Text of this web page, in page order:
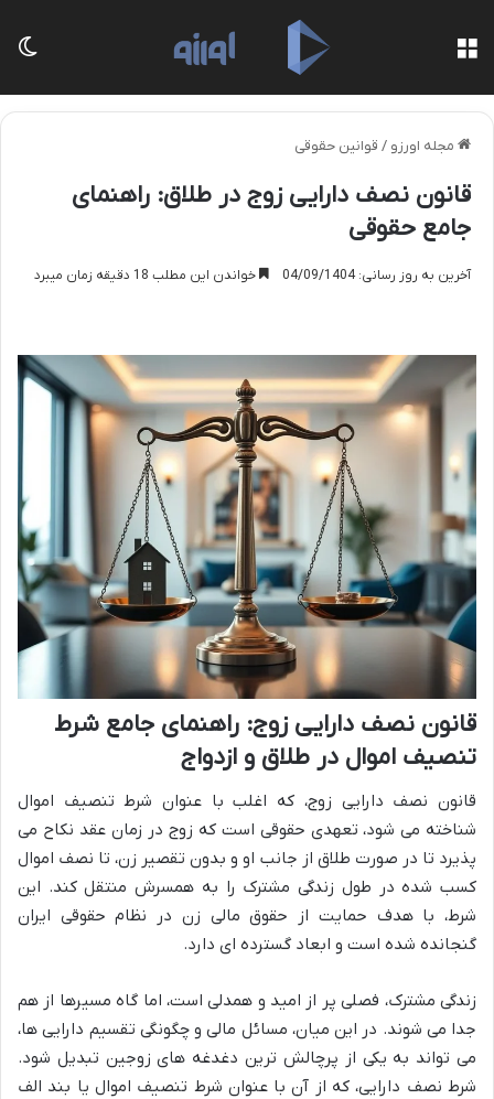
مجله اورزو / قوانین حقوقی
قانون نصف دارایی زوج در طلاق: راهنمای
جامع حقوقی
آخرین به روز رسانی: 04/09/1404 خواندن این مطلب 18 دقیقه زمان میبرد
قانون نصف دارایی زوج: راهنمای جامع شرط
تنصیف اموال در طلاق و ازدواج
قانون نصف دارایی زوج، که اغلب با عنوان شرط تنصیف اموال
شناخته می شود، تعهدی حقوقی است که زوج در زمان عقد نکاح می
پذیرد تا در صورت طلاق از جانب او و بدون تقصیر زن، تا نصف اموال
کسب شده در طول زندگی مشترک را به همسرش منتقل کند. این
شرط، با هدف حمایت از حقوق مالی زن در نظام حقوقی ایران
گنجانده شده است و ابعاد گسترده ای دارد.
زندگی مشترک، فصلی پر از امید و همدلی است، اما گاه مسیرها از هم
جدا می شوند. در این میان، مسائل مالی و چگونگی تقسیم دارایی ها،
می تواند به یکی از پرچالش ترین دغدغه های زوجین تبدیل شود.
شرط نصف دارایی، که از آن با عنوان شرط تنصیف اموال یا بند الف